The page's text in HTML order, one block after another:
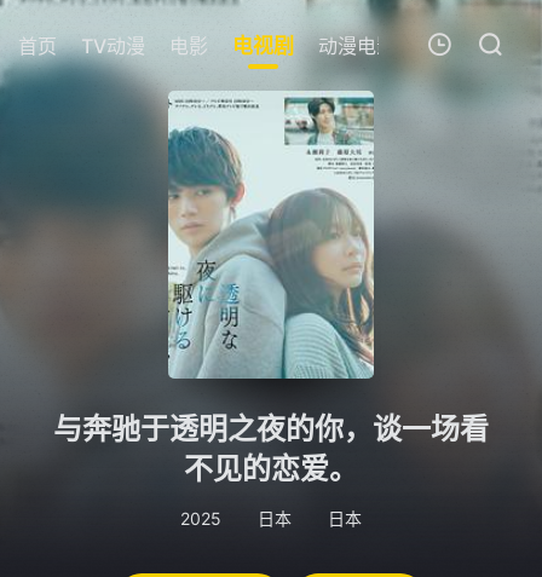
首页 TV动漫 电影 电视剧 动漫电影 短剧 今日
我的观影记录
暂无观看影片的记录
与奔驰于透明之夜的你，谈一场看
不见的恋爱。
2025 日本 日本